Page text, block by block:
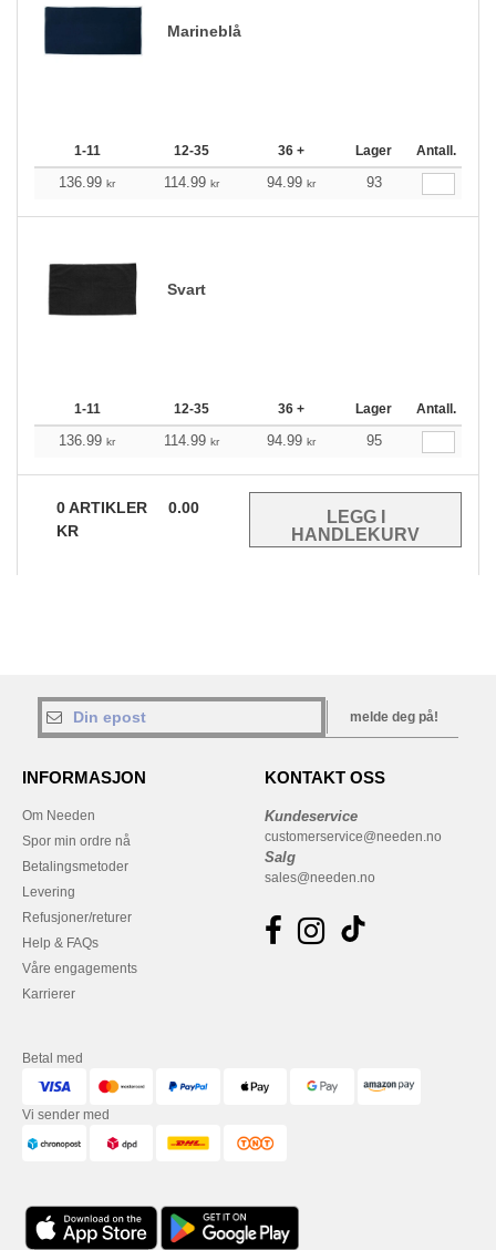
Marineblå
1-11 12-35 36 + Lager Antall.
136.99 kr 114.99 kr 94.99 kr 93
Svart
1-11 12-35 36 + Lager Antall.
136.99 kr 114.99 kr 94.99 kr 95
0ARTIKLER
0.00
KR
melde deg på!
INFORMASJON
Om Needen
Spor min ordre nå
Betalingsmetoder
Levering
Refusjoner/returer
Help & FAQs
Våre engagements
Karrierer
KONTAKT OSS
Kundeservice
customerservice@needen.no
Salg
sales@needen.no
Betal med
Vi sender med